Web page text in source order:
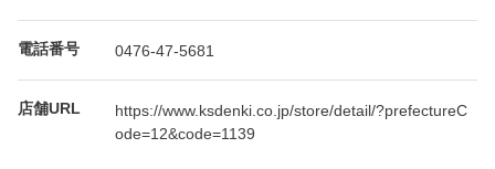
電話番号 0476-47-5681
店舗URL
https://www.ksdenki.co.jp/store/detail/?prefectureC
ode=12&code=1139